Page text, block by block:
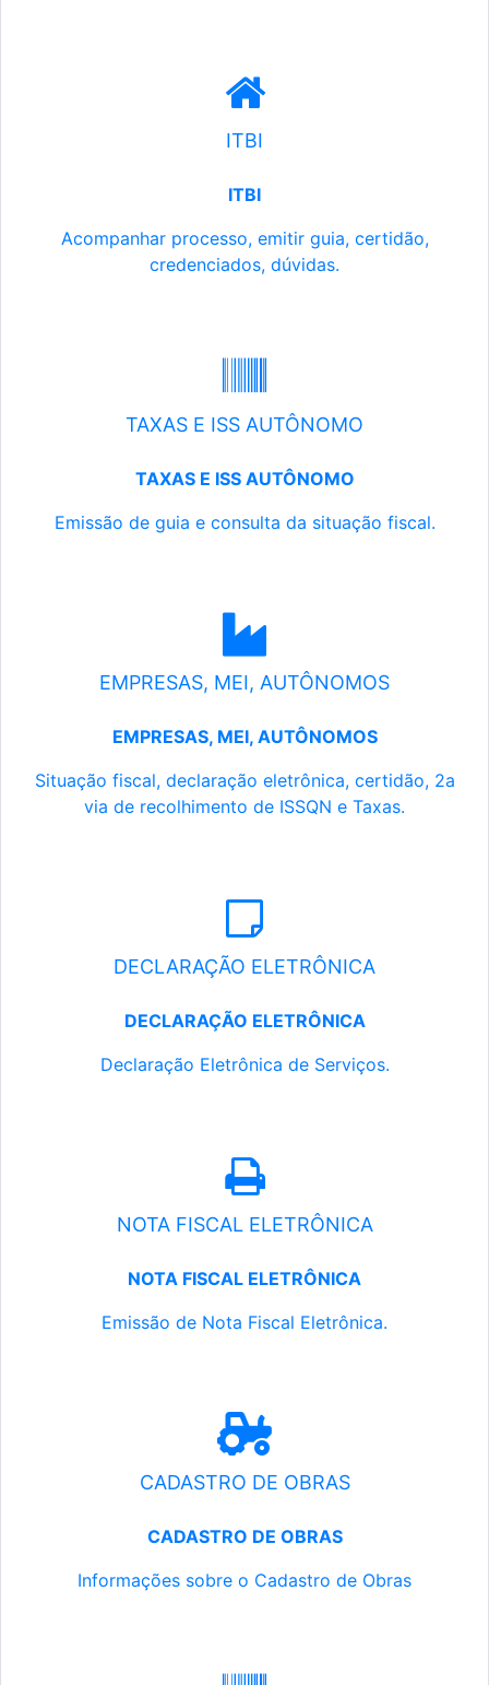
ITBI
ITBI
Acompanhar processo, emitir guia, certidão,
credenciados, dúvidas.
TAXAS E ISS AUTÔNOMO
TAXAS E ISS AUTÔNOMO
Emissão de guia e consulta da situação fiscal.
EMPRESAS, MEI, AUTÔNOMOS
EMPRESAS, MEI, AUTÔNOMOS
Situação fiscal, declaração eletrônica, certidão, 2a
via de recolhimento de ISSQN e Taxas.
DECLARAÇÃO ELETRÔNICA
DECLARAÇÃO ELETRÔNICA
Declaração Eletrônica de Serviços.
NOTA FISCAL ELETRÔNICA
NOTA FISCAL ELETRÔNICA
Emissão de Nota Fiscal Eletrônica.
CADASTRO DE OBRAS
CADASTRO DE OBRAS
Informações sobre o Cadastro de Obras